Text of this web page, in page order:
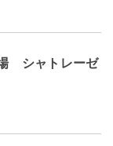
シャトレーゼ